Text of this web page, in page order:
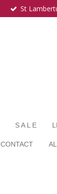
St
S A L E
CONTACT